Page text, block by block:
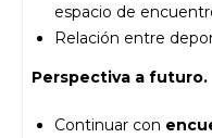
espacio de
Relación entre
Perspectiva a futuro.
Continuar con